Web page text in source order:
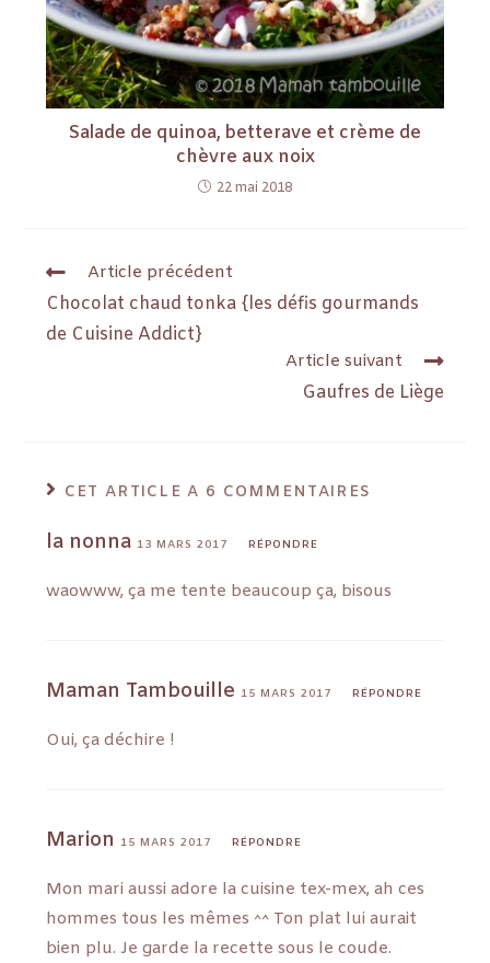
Salade de quinoa, betterave et crème de
chèvre aux noix
22 mai 2018
Article précédent
Chocolat chaud tonka {les défis gourmands
de Cuisine Addict}
Article suivant
Gaufres de Liège
CET ARTICLE A 6 COMMENTAIRES
la nonna 13 MARS 2017 RÉPONDRE
waowww, ça me tente beaucoup ça, bisous
Maman Tambouille 15 MARS 2017 RÉPONDRE
Oui, ça déchire !
Marion 15 MARS 2017 RÉPONDRE
Mon mari aussi adore la cuisine tex-mex, ah ces
hommes tous les mêmes ^^ Ton plat lui aurait
bien plu. Je garde la recette sous le coude.